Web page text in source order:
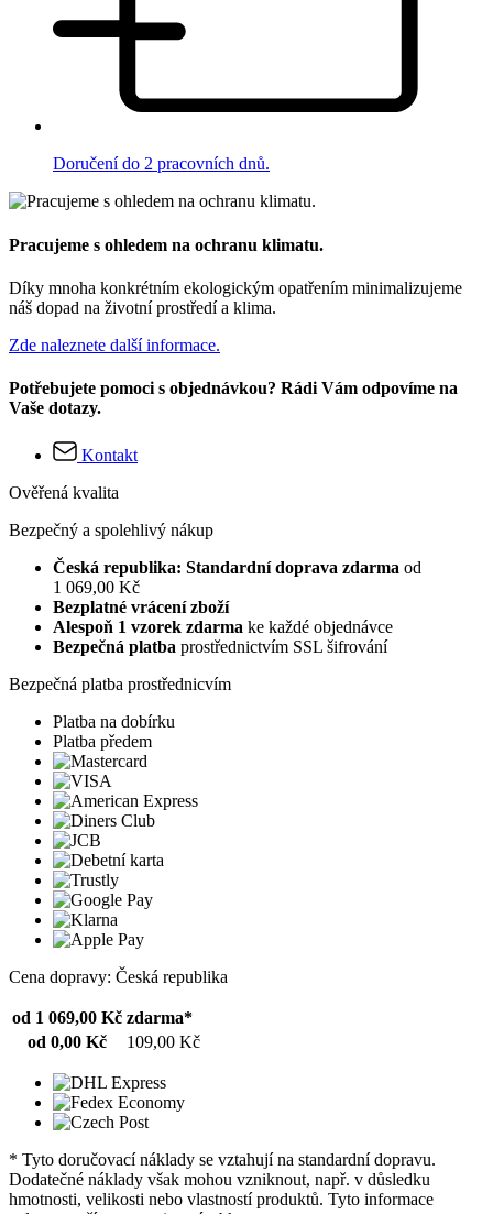
Doručení do 2 pracovních dnů.
Pracujeme s ohledem na ochranu klimatu.
Díky mnoha konkrétním ekologickým opatřením minimalizujeme
náš dopad na životní prostředí a klima.
Zde naleznete další informace.
Potřebujete pomoci s objednávkou? Rádi Vám odpovíme na
Vaše dotazy.
Kontakt
Ověřená kvalita
Bezpečný a spolehlivý nákup
Česká republika: Standardní doprava zdarma od
1 069,00 Kč
Bezplatné vrácení zboží
Alespoň 1 vzorek zdarma ke každé objednávce
Bezpečná platba prostřednictvím SSL šifrování
Bezpečná platba prostřednicvím
Platba na dobírku
Platba předem
Cena dopravy: Česká republika
od 1 069,00 Kč zdarma*
od 0,00 Kč
109,00 Kč
* Tyto doručovací náklady se vztahují na standardní dopravu.
Dodatečné náklady však mohou vzniknout, např. v důsledku
hmotnosti, velikosti nebo vlastností produktů. Tyto informace